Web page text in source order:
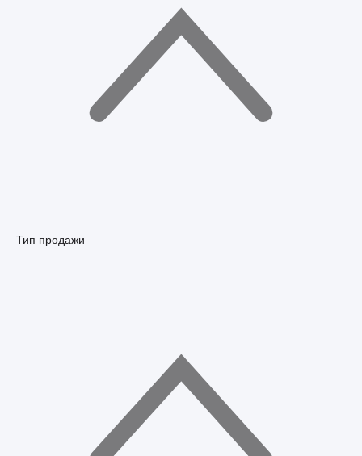
Тип продажи